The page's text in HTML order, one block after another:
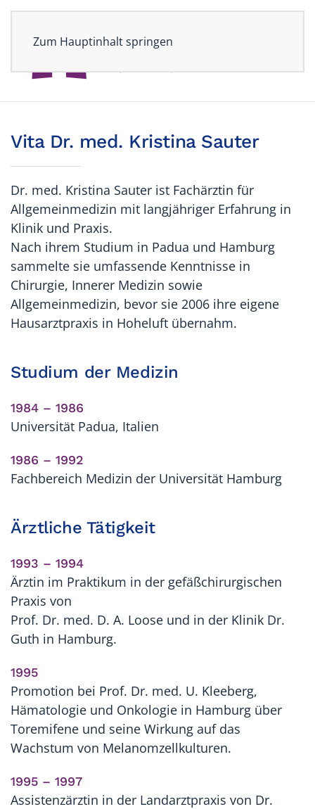
Zum Hauptinhalt springen
Vita Dr. med. Kristina Sauter
Dr. med. Kristina Sauter ist Fachärztin für
Allgemeinmedizin mit langjähriger Erfahrung in
Klinik und Praxis.
Nach ihrem Studium in Padua und Hamburg
sammelte sie umfassende Kenntnisse in
Chirurgie, Innerer Medizin sowie
Allgemeinmedizin, bevor sie 2006 ihre eigene
Hausarztpraxis in Hoheluft übernahm.
Studium der Medizin
1984 – 1986
Universität Padua, Italien
1986 – 1992
Fachbereich Medizin der Universität Hamburg
Ärztliche Tätigkeit
1993 – 1994
Ärztin im Praktikum in der gefäßchirurgischen
Praxis von
Prof. Dr. med. D. A. Loose und in der Klinik Dr.
Guth in Hamburg.
1995
Promotion bei Prof. Dr. med. U. Kleeberg,
Hämatologie und Onkologie in Hamburg über
Toremifene und seine Wirkung auf das
Wachstum von Melanomzellkulturen.
1995 – 1997
Assistenzärztin in der Landarztpraxis von Dr.